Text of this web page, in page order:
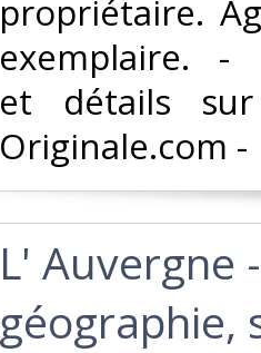
propriétaire.
exemplaire. -
et détails sur
Originale.com -‎
‎L' Auvergne
géographie,